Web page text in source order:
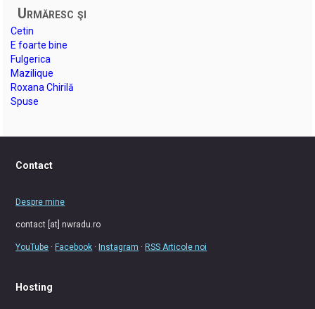
Urmăresc şi
Cetin
E foarte bine
Fulgerica
Mazilique
Roxana Chirilă
Spuse
Contact
Despre mine
contact [at] nwradu.ro
YouTube · Facebook · Instagram · RSS Articole noi
Hosting